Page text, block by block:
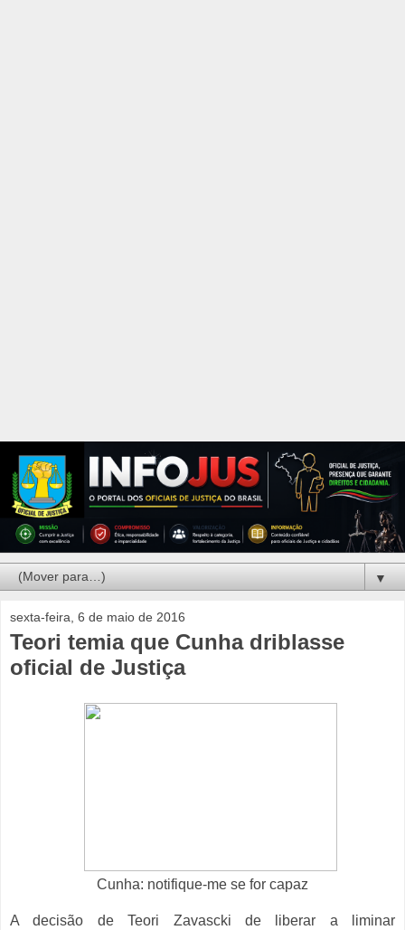
▼
sexta-feira, 6 de maio de 2016
Teori temia que Cunha driblasse
oficial de Justiça
Cunha: notifique-me se for capaz
A decisão de Teori Zavascki de liberar a liminar